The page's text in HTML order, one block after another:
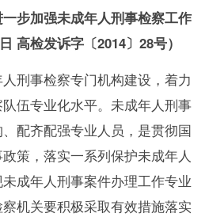
步加强未成年人刑事检察工作
高检发诉字〔2014〕28号）
刑事检察专门机构建设，着力
伍专业化水平。未成年人刑事
配齐配强专业人员，是贯彻国
策，落实一系列保护未成年人
成年人刑事案件办理工作专业
机关要积极采取有效措施落实